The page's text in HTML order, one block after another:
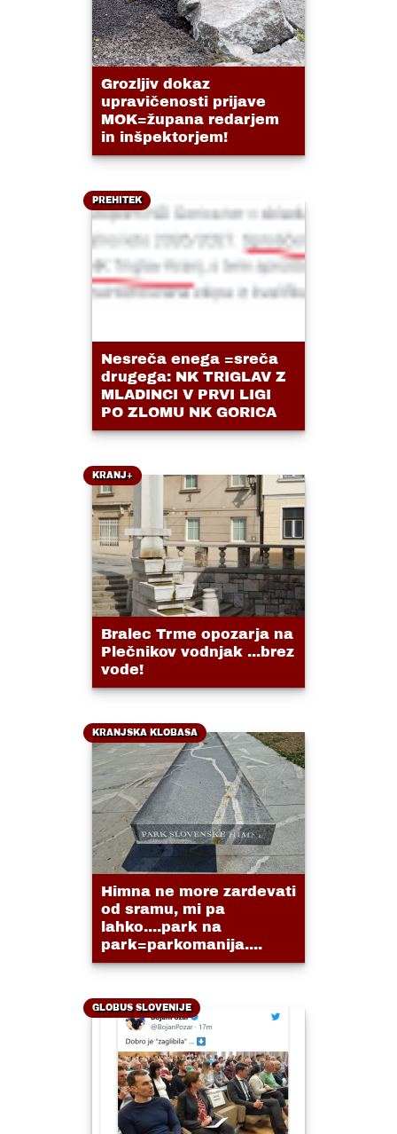
Grozljiv dokaz
upravičenosti prijave
MOK=župana redarjem
in inšpektorjem!
PREHITEK
Nesreča enega =sreča
drugega: NK TRIGLAV Z
MLADINCI V PRVI LIGI
PO ZLOMU NK GORICA
KRANJ+
Bralec Trme opozarja na
Plečnikov vodnjak ...brez
vode!
KRANJSKA KLOBASA
Himna ne more zardevati
od sramu, mi pa
lahko....park na
park=parkomanija....
GLOBUS SLOVENIJE